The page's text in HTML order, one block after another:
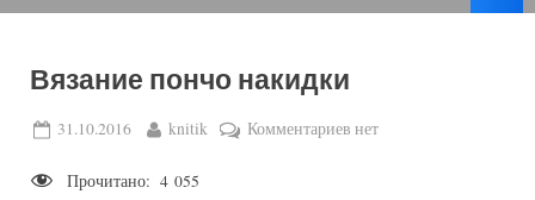
т
о
в
крючком,
вязаные
модели
с
Вязание пончо накидки
Posted
31.10.2016 By
knitik Комментариевкнет
Прочитано: 4 055